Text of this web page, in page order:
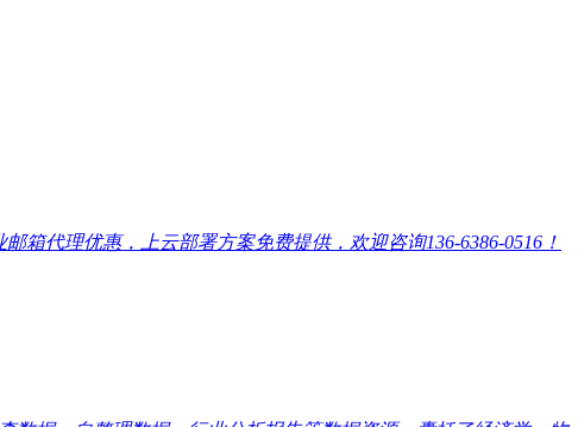
代理优惠，上云部署方案免费提供，欢迎咨询136-6386-0516！